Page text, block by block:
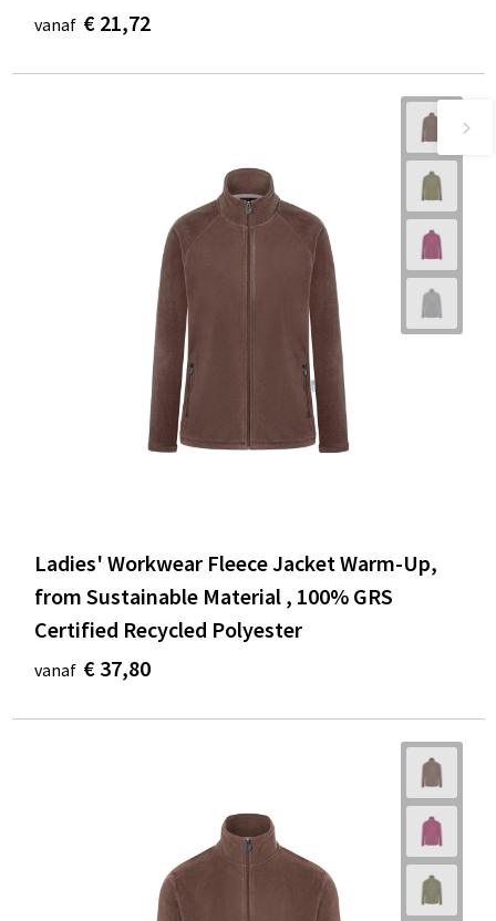
vanaf € 21,72
Ladies' Workwear Fleece Jacket Warm-Up,
from Sustainable Material , 100% GRS
Certified Recycled Polyester
vanaf € 37,80